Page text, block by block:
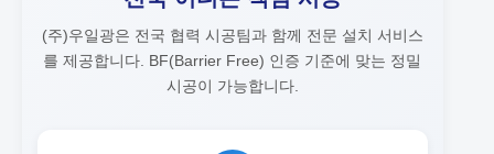
(주)우일광은 전국 협력 시공팀과 함께 전문 설치 서비스
를 제공합니다.
BF(Barrier Free) 인증 기준에 맞는 정밀
시공이 가능합니다.